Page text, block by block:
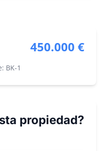
450.000 €
BK-1
propiedad?